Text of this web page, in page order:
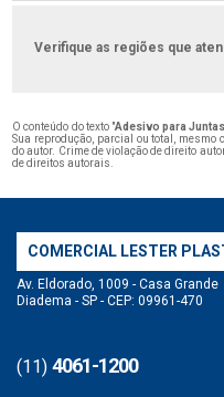
Verifique as regiões que
O conteúdo do texto "Adesivo para
Sua reprodução, parcial ou total,
do autor. Crime de violação de direito
de direitos autorais.
COMERCIAL LESTER
Av. Eldorado, 1009 - Casa Grande
Diadema - SP - CEP: 09961-470
(11) 4061-1200